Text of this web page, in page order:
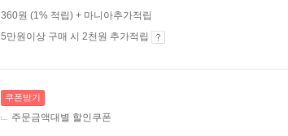
360원 (1% 적립) + 마니아추가적립
5만원이상 구매 시 2천원 추가적립
쿠폰받기
주문금액대별 할인쿠폰